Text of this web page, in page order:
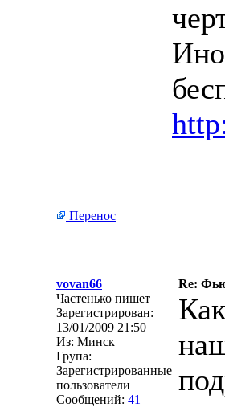
Перенос
vovan66
Re:
Частенько пишет
Зарегистрирован:
13/01/2009 21:50
Из: Минск
Група:
Зарегистрированные
пользователи
Сообщений: 41